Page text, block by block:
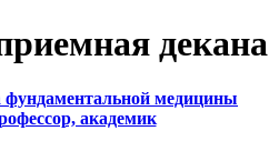
декана
фундаментальной медицины
академик